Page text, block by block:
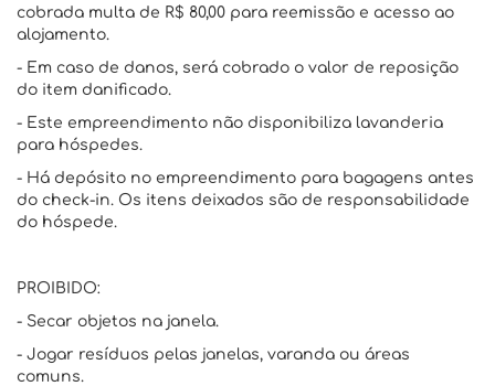
cobrada multa de R$ 80,00 para reemissão e acesso ao
alojamento.
- Em caso de danos, será cobrado o valor de reposição
do item danificado.
- Este empreendimento não disponibiliza lavanderia
para hóspedes.
- Há depósito no empreendimento para bagagens antes
do check-in. Os itens deixados são de responsabilidade
do hóspede.
PROIBIDO:
- Secar objetos na janela.
- Jogar resíduos pelas janelas, varanda ou áreas
comuns.